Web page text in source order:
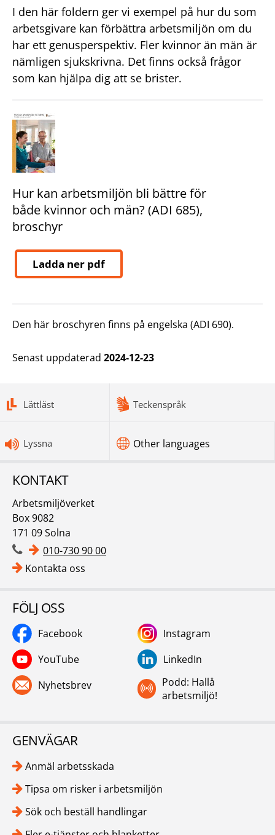
I den här foldern ger vi exempel på hur du som
arbetsgivare kan förbättra arbetsmiljön om du
har ett genusperspektiv. Fler kvinnor än män är
nämligen sjukskrivna. Det finns också frågor
som kan hjälpa dig att se brister.
Hur kan arbetsmiljön bli bättre för
både kvinnor och män? (ADI 685),
broschyr
Ladda ner pdf
Den här broschyren finns på engelska (ADI 690).
Senast uppdaterad 2024-12-23
Lättläst Teckenspråk
Lyssna Other languages
KONTAKT
Arbetsmiljöverket
Box 9082
171 09 Solna
010-730 90 00
Kontakta oss
FÖLJ OSS
Facebook
Instagram
YouTube
LinkedIn
Nyhetsbrev
Podd: Hallå
arbetsmiljö!
GENVÄGAR
Anmäl arbetsskada
Tipsa om risker i arbetsmiljön
Sök och beställ handlingar